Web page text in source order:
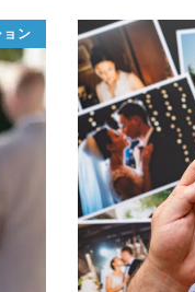
ン